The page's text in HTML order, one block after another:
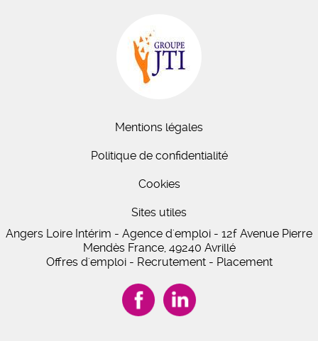
Mentions légales
Politique de confidentialité
Cookies
Sites utiles
Angers Loire Intérim - Agence d'emploi - 12f Avenue Pierre
Mendès France, 49240 Avrillé
Offres d'emploi - Recrutement - Placement